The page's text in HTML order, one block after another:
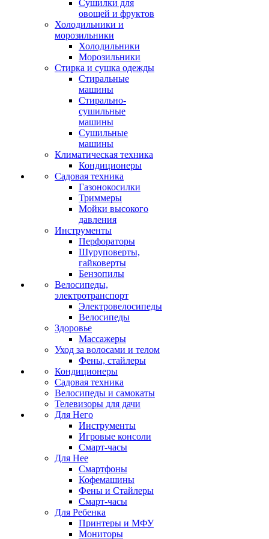
Сушилки для
овощей и фруктов
Холодильники и
морозильники
Холодильники
Морозильники
Стирка и сушка одежды
Стиральные
машины
Стирально-
сушильные
машины
Сушильные
машины
Климатическая техника
Кондиционеры
Садовая техника
Газонокосилки
Триммеры
Мойки высокого
давления
Инструменты
Перфораторы
Шуруповерты,
гайковерты
Бензопилы
Велосипеды,
электротранспорт
Электровелосипеды
Велосипеды
Здоровье
Массажеры
Уход за волосами и телом
Фены, стайлеры
Кондиционеры
Садовая техника
Велосипеды и самокаты
Телевизоры для дачи
Для Него
Инструменты
Игровые консоли
Смарт-часы
Для Нее
Смартфоны
Кофемашины
Фены и Стайлеры
Смарт-часы
Для Ребенка
Принтеры и МФУ
Мониторы